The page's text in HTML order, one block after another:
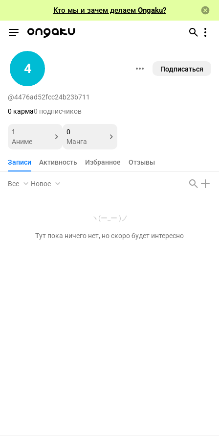
Кто мы и зачем делаем Ongaku?
4 Подписаться
@4476ad52fcc24b23b711
0 карма0 подписчиков
1
Аниме
0
Манга
Записи Активность Избранное Отзывы
Все Новое
ヽ(ー_ー )ノ
Тут пока ничего нет, но скоро будет интересно